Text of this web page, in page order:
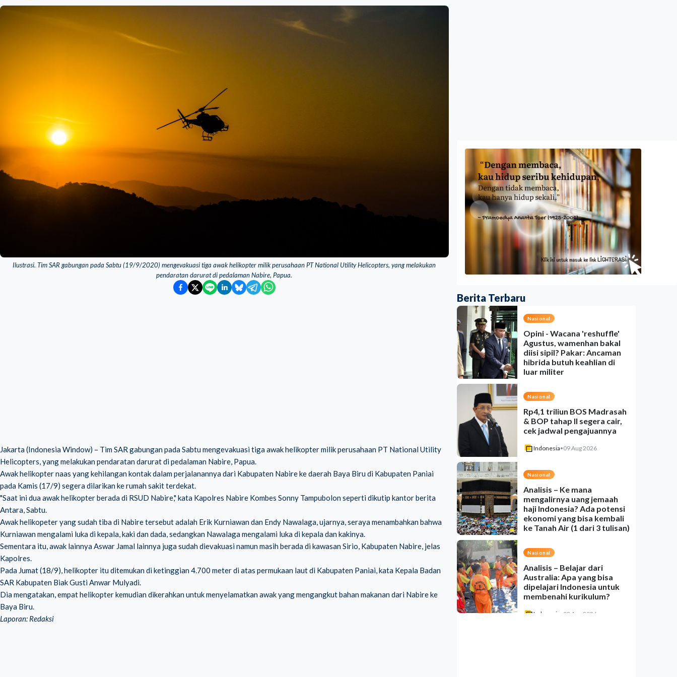
Ilustrasi. Tim SAR gabungan pada Sabtu (19/9/2020) mengevakuasi tiga awak helikopter milik perusahaan PT National Utility Helicopters, yang melakukan
pendaratan darurat di pedalaman Nabire, Papua.
Jakarta (Indonesia Window) – Tim SAR gabungan pada Sabtu mengevakuasi tiga awak helikopter milik perusahaan PT National Utility
Helicopters, yang melakukan pendaratan darurat di pedalaman Nabire, Papua.
Awak helikopter naas yangkehilangan kontakdalam perjalanannya dari Kabupaten Nabire ke daerah Baya Biru di Kabupaten Paniai
pada Kamis (17/9) segera dilarikan ke rumah sakit terdekat.
"Saat ini dua awak helikopter berada di RSUD Nabire," kata Kapolres Nabire Kombes Sonny Tampubolon seperti dikutip kantor berita
Antara, Sabtu.
Awak helikopeter yang sudah tiba di Nabire tersebut adalah Erik Kurniawan dan Endy Nawalaga, ujarnya, seraya menambahkan bahwa
Kurniawan mengalami luka di kepala, kaki dan dada, sedangkan Nawalaga mengalami luka di kepala dan kakinya.
Sementara itu, awak lainnya Aswar Jamal lainnya juga sudah dievakuasi namun masih berada di kawasan Sirio, Kabupaten Nabire, jelas
Kapolres.
Pada Jumat (18/9), helikopter itu ditemukan di ketinggian 4.700 meter di atas permukaan laut di Kabupaten Paniai, kata Kepala Badan
SAR Kabupaten Biak Gusti Anwar Mulyadi.
Dia mengatakan, empat helikopter kemudian dikerahkan untuk menyelamatkan awak yang mengangkut bahan makanan dari Nabire ke
Baya Biru.
Laporan: Redaksi
Berita Terbaru
Nasional
Opini - Wacana 'reshuffle'
Agustus, wamenhan bakal
diisi sipil? Pakar: Ancaman
hibrida butuh keahlian di
luar militer
Nasional
Rp4,1 triliun BOS Madrasah
& BOP tahap II segera cair,
cek jadwal pengajuannya
Indonesia•09 Aug 2026
Nasional
Analisis – Ke mana
mengalirnya uang jemaah
haji Indonesia? Ada potensi
ekonomi yang bisa kembali
ke Tanah Air (1 dari 3 tulisan)
Nasional
Analisis – Belajar dari
Australia: Apa yang bisa
dipelajari Indonesia untuk
membenahi kurikulum?
Indonesia 08 Aug 2026